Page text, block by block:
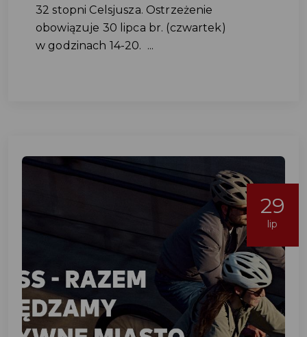
32 stopni Celsjusza. Ostrzeżenie
obowiązuje 30 lipca br. (czwartek)
w godzinach 14-20. ...
29
lip